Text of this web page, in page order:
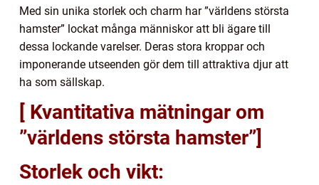
Med sin unika storlek och charm har ”världens största
hamster” lockat många människor att bli ägare till
dessa lockande varelser. Deras stora kroppar och
imponerande utseenden gör dem till attraktiva djur att
ha som sällskap.
[ Kvantitativa mätningar om
”världens största hamster”]
Storlek och vikt: